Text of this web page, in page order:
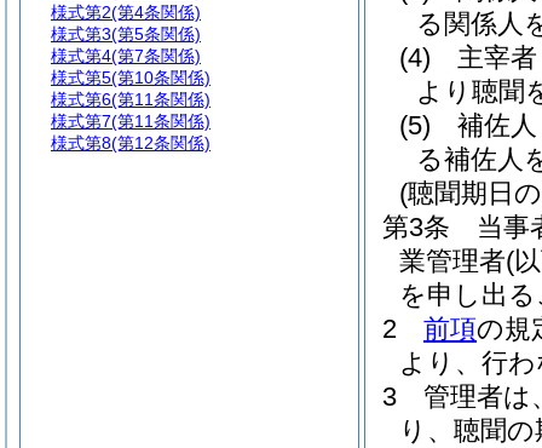
る関係人
(4)
主宰
より聴聞
(5)
補佐
る補佐人
(聴聞期日
第3条
当事
業管理者(
を申し出
2
前項の規
より、行
3
管理者は
り、聴聞
様式第2(第4条関係)
様式第3(第5条関係)
様式第4(第7条関係)
様式第5(第10条関係)
様式第6(第11条関係)
様式第7(第11条関係)
様式第8(第12条関係)